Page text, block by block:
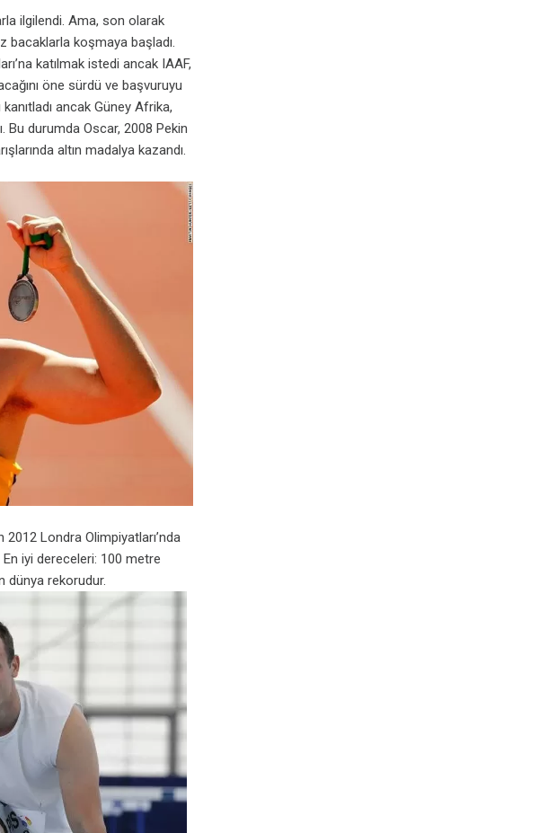
ilgilendi. Ama, son olarak
bacaklarla koşmaya başladı.
katılmak istedi ancak IAAF,
öne sürdü ve başvuruyu
ancak Güney Afrika,
Bu durumda Oscar, 2008 Pekin
altın madalya kazandı.
2012 Londra Olimpiyatları’nda
iyi dereceleri: 100 metre
dünya rekorudur.